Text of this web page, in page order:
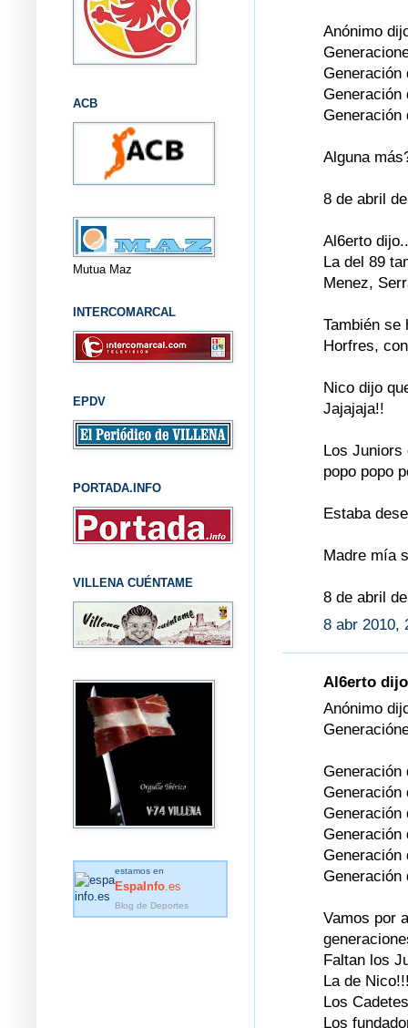
Anónimo
Generación
Generación
Generación
Alguna
8 de abril
Al6erto
La del 89
Menez,
También se
Horfres,
Nico dijo
Jajajaja!!
Los Juniors
popo popo
Estaba
Madre mía
8 de abril
8 abr 2010,
Al6erto
Anónimo
Generación
Generación
Generación
Generación
Generación
Generación
Vamos por
Faltan los
La de
Los
Los
ACB
Mutua Maz
INTERCOMARCAL
EPDV
PORTADA.INFO
VILLENA CUÉNTAME
estamos en
EspaInfo .es
Blog de Deportes